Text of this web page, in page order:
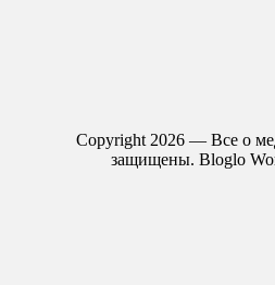
Copyright 2026 — Все о
защищены. Bloglo